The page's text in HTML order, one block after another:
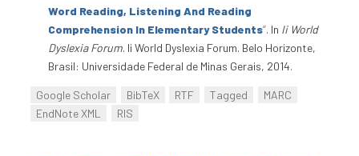
Word Reading, Listening And Reading
Comprehension In Elementary Students”. In Ii World
Dyslexia Forum. Ii World Dyslexia Forum. Belo Horizonte,
Brasil: Universidade Federal de Minas Gerais, 2014.
Google Scholar BibTeX RTF Tagged
MARC
EndNote XML
RIS